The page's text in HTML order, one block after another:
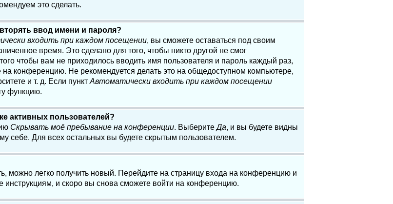
это сделать.
ввод имени и пароля?
входить при каждом посещении, вы сможете оставаться под своим
время. Это сделано для того, чтобы никто другой не смог
чтобы вам не приходилось вводить имя пользователя и пароль каждый раз,
конференцию. Не рекомендуется делать это на общедоступном компьютере,
и т. д. Если пункт Автоматически входить при каждом посещении
функцию.
активных пользователей?
Скрывать моё пребывание на конференции. ВыберитеДа, и вы будете видны
себе. Для всех остальных вы будете скрытым пользователем.
можно легко получить новый. Перейдите на страницу входа на конференцию и
инструкциям, и скоро вы снова сможете войти на конференцию.